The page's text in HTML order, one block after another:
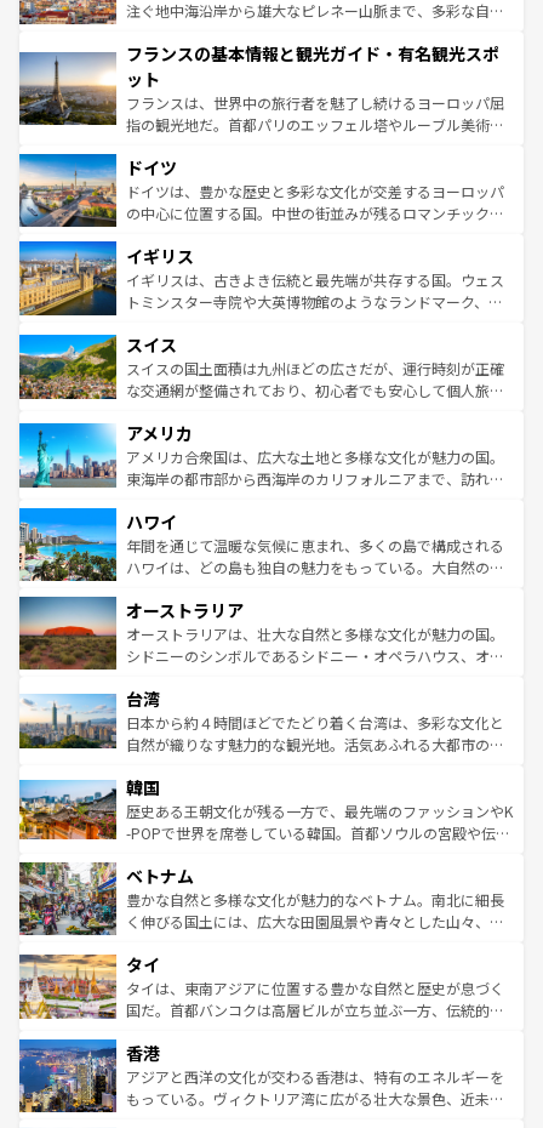
ピザやパスタなど、絶品のイタリア料理を堪能することも
ませてくれるイタリアで、忘れられない旅をしてみよう！
なお、新着のイタリア情報は
しい。
注ぐ地中海沿岸から雄大なピレネー山脈まで、多彩な自然
文化が根付くこの国では、情熱的なフラメンコ、熱気あふ
れる闘牛、そして美味しいタパスが生活の一部となってい
る。首都マドリードの洗練された雰囲気や、バルセロナの
アートに溢れた街角から、地方では古代ローマ遺跡や中世
せる。地方によって風土や気候が異なるスペインはその個
性で訪れる人を魅了する。 なお、新着のスペイン情報は コ
ンテンツ一覧を参照してほしい。
フランスの基本情報と観光ガイド・有名観光スポ
ット
フランスは、世界中の旅行者を魅了し続けるヨーロッパ屈
指の観光地だ。首都パリのエッフェル塔やルーブル美術館
で、幅広い魅力が詰まっている。華麗な宮殿、歴史的な大
聖堂、美しいビーチ、そして豊かな自然が、訪れる者を心
から魅了する。また、フランスは美食の国としても知ら
いる。シャンパンの発祥地であるランス、プロヴァンスの
香り高いラベンダー畑など、多彩な楽しみ方が可能だ。さ
らに、パリ以外の地域にも魅力が溢れており、どの街角に
れる地方に足を運ぶとそれぞれで全く異なる文化を体験で
きるだろう。 なお、新着のフランス情報はコンテンツ一覧
を参照してほしい。
ドイツ
ドイツは、豊かな歴史と多彩な文化が交差するヨーロッパ
の中心に位置する国。中世の街並みが残るロマンチック街
顔を持つこの国は、どこを歩いても飽きることがない。ベ
ルリンの文化的活気、バイエルン州のアルプスの絶景、そ
してライン川沿いのワイン畑といった風景は必見。ビール
は、お酒好きな人にはぜひ体験してほしい。 なお、新着の
ドイツ情報はコンテンツ一覧を参照してほしい。
イギリス
イギリスは、古きよき伝統と最先端が共存する国。ウェス
トミンスター寺院や大英博物館のようなランドマーク、歴
リアごとに異なる魅力がある。また、優雅なアフタヌーン
ティー、ビール好きにはたまらない英国パブ、サッカー観
戦など、本場だからこそできる体験も豊富。イギリスを旅
ンツ一覧を参照してほしい。
スイス
スイスの国土面積は九州ほどの広さだが、運行時刻が正確
な交通網が整備されており、初心者でも安心して個人旅行
の建物がそのまま残る町や、スイスならではのユニークな
博物館もあり、アルプス観光だけでなく町歩きも満喫する
ことができる。国民の所得が高いため物価も高いが、旅行
ば市内交通費無料で観光を楽しむこともできる。 なお、新
着のスイス情報はコンテンツ一覧 を参照してほしい。
アメリカ
アメリカ合衆国は、広大な土地と多様な文化が魅力の国。
東海岸の都市部から西海岸のカリフォルニアまで、訪れる
のような巨大都市は、観光、ショッピング、エンターテイ
ンメントが詰まった刺激的なスポットだ。一方、アメリカ
西部には大自然が広がり、グランドキャニオンやイエロー
部のニューオーリンズでは、音楽と美食が融合した独特の
文化が魅力。旅行者はアメリカの各地域で異なる魅力を楽
しみながら、その多様性と豊かな歴史を感じることができ
ならではの贅沢な旅のスタイルだ。 なお、新着のアメリカ
情報はコンテンツ一覧を参照してほしい。
ハワイ
年間を通じて温暖な気候に恵まれ、多くの島で構成される
ハワイは、どの島も独自の魅力をもっている。大自然の神
ワイ島は見逃せない。また、定番の観光地といえばオアフ
島だが、静かな自然を求めるならマウイ島やカウアイ島が
おすすめ。エメラルドグリーンに輝く海をはじめ、豊かな
れるおもてなしの心で訪れる人々を迎えてくれるハワイの
人々、おいしいローカルフードやハワイアンミュージッ
ク、伝統的なフラダンスなど、すべてがハワイの魅力を彩
ワイを、存分に味わってほしい。 なお、新着のハワイ情報
はコンテンツ一覧を参照してほしい。
オーストラリア
オーストラリアは、壮大な自然と多様な文化が魅力の国。
シドニーのシンボルであるシドニー・オペラハウス、オー
リアリーフや大陸中央部にそびえるウルル（エアーズロッ
ク）、タスマニアの美しい原生林やケアンズの熱帯雨林な
ど、見どころがたくさん。また、カフェやワイン、オージ
いる。アクティビティも充実しており、サーフィンやダイ
ビング、ハイキングなど、アウトドア好きにはたまらな
い。オーストラリアの多彩な魅力を存分に味わいつくそ
参照してほしい。
台湾
日本から約４時間ほどでたどり着く台湾は、多彩な文化と
自然が織りなす魅力的な観光地。活気あふれる大都市の台
ン）、静ひつな山岳地帯である台湾東部など、都市の喧騒
と山間の静けさが共存しており、訪れる人に新しい発見と
驚きをもたらしてくれる。また、奥深い台湾の食文化も魅
容にもいいと評判のスイーツなど、バラエティ豊かな料理
が味わえる。 なお、新着の台湾情報は コンテンツ一覧を参
照してほしい。
韓国
歴史ある王朝文化が残る一方で、最先端のファッションやK
-POPで世界を席巻している韓国。首都ソウルの宮殿や伝統
き、地方に足を延ばせば四季折々の自然美を楽しむことが
できる。そして、キムチや焼肉、絶品のストリートフード
まで、さまざまな韓国料理が待っている。夜には、韓国な
リティに包まれながら、韓国の多彩な魅力を心ゆくまで味
わってみてほしい。 なお、新着の韓国情報はコンテンツ一
覧を参照してほしい。
ベトナム
豊かな自然と多様な文化が魅力的なベトナム。南北に細長
く伸びる国土には、広大な田園風景や青々とした山々、世
急速な発展と共に伝統が息づく。ハノイの古い町並みやホ
ーチミン市のフランス統治時代の建物も、独特の雰囲気を
醸し出している。また、バラエティの豊かさとおいしさで
とつ。フォーやバインミー、ベトナムコーヒーなどは、ぜ
ひ現地で味わいたい。どの地域を訪れてもあたたかい人々
が旅行者を迎えてくれるので、きっと忘れられない旅にな
タイ
タイは、東南アジアに位置する豊かな自然と歴史が息づく
国だ。首都バンコクは高層ビルが立ち並ぶ一方、伝統的な
の活気が交差している。北部ではチェンマイなどの山岳地
帯で自然と触れ合い、南部ではプーケットやクラビの美し
いビーチでリゾート気分を楽しむことができる。タイ料理
香港
アジアと西洋の文化が交わる香港は、特有のエネルギーを
もっている。ヴィクトリア湾に広がる壮大な景色、近未来